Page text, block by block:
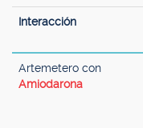
Interacción
Artemetero con
Amiodarona